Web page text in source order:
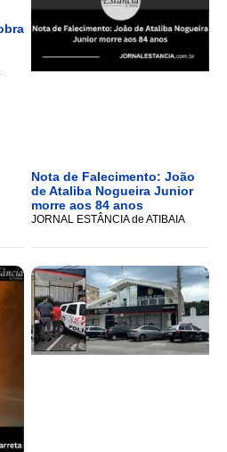
Nota de Falecimento: João
de Ataliba Nogueira Junior
morre aos 84 anos
JORNAL ESTÂNCIA de ATIBAIA